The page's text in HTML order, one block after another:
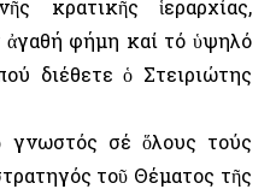
κρατικῆς ἱεραρχίας,
ἀγαθή φήμη καί τό ὑψηλό
διέθετε ὁ Στειριώτης
γνωστός σέ ὅλους τούς
τοῦ Θέματος τῆς